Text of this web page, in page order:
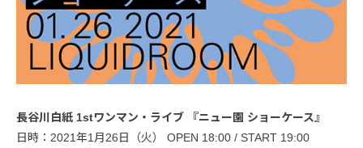
長谷川白紙 1stワンマン・ライブ 『ニュー園 ショーケース』
日時：2021年1月26日（火） OPEN 18:00 / START 19:00